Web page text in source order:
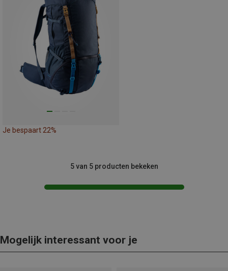
Je bespaart 22%
5 van 5 producten bekeken
Mogelijk interessant voor je